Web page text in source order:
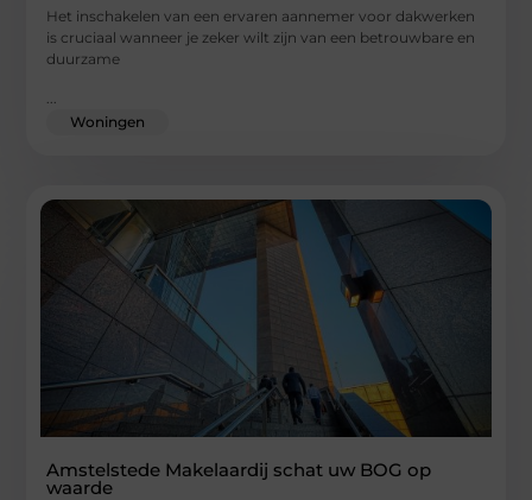
Het inschakelen van een ervaren aannemer voor dakwerken
is cruciaal wanneer je zeker wilt zijn van een betrouwbare en
duurzame
Woningen
Amstelstede Makelaardij schat uw BOG op
waarde